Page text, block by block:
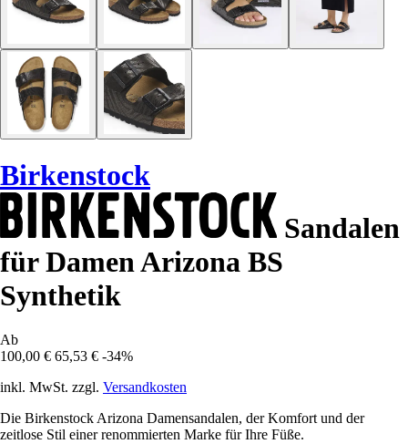
Birkenstock
Sandalen
für Damen Arizona BS
Synthetik
Ab
100,00 € 65,53 € -34%
inkl. MwSt. zzgl. Versandkosten
Die Birkenstock Arizona Damensandalen, der Komfort und der
zeitlose Stil einer renommierten Marke für Ihre Füße.